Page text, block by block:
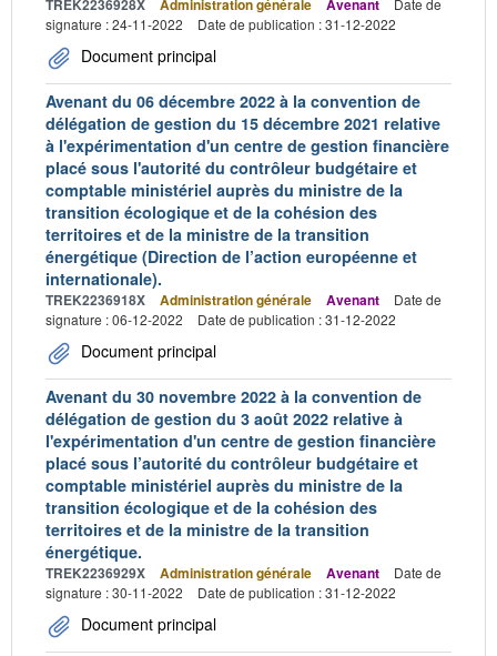
TREK2236928X Administration générale Avenant
Date de
signature : 24-11-2022
Date de publication : 31-12-2022
Document principal
Avenant du 06 décembre 2022 à la convention de
délégation de gestion du 15 décembre 2021 relative
à l'expérimentation d'un centre de gestion financière
placé sous l'autorité du contrôleur budgétaire et
comptable ministériel auprès du ministre de la
transition écologique et de la cohésion des
territoires et de la ministre de la transition
énergétique (Direction de l’action européenne et
internationale).
TREK2236918X Administration générale Avenant
Date de
signature : 06-12-2022
Date de publication : 31-12-2022
Document principal
Avenant du 30 novembre 2022 à la convention de
délégation de gestion du 3 août 2022 relative à
l'expérimentation d'un centre de gestion financière
placé sous l’autorité du contrôleur budgétaire et
comptable ministériel auprès du ministre de la
transition écologique et de la cohésion des
territoires et de la ministre de la transition
énergétique.
TREK2236929X Administration générale Avenant
Date de
signature : 30-11-2022
Date de publication : 31-12-2022
Document principal